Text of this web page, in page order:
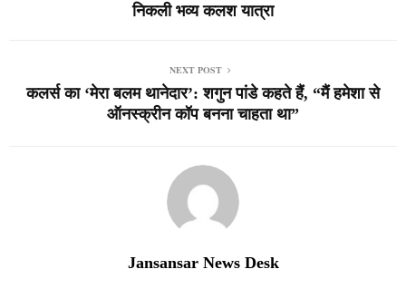
निकली भव्य कलश यात्रा
NEXT POST
कलर्स का ‘मेरा बलम थानेदार’: शगुन पांडे कहते हैं, “मैं हमेशा से
ऑनस्क्रीन कॉप बनना चाहता था”
Jansansar News Desk